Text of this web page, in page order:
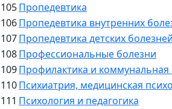
105Пропедевтика
106Пропедевтика внутренних
107Пропедевтика детских болезней
108Профессиональные болезни
109Профилактика и коммунальная
110Психиатрия, медицинская
111 Психология и педагогика